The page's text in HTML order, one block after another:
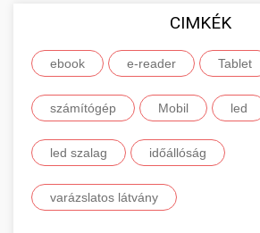
CIMKÉK
ebook e-reader Tablet
számítógép Mobil led
led szalag időállóság
varázslatos látvány